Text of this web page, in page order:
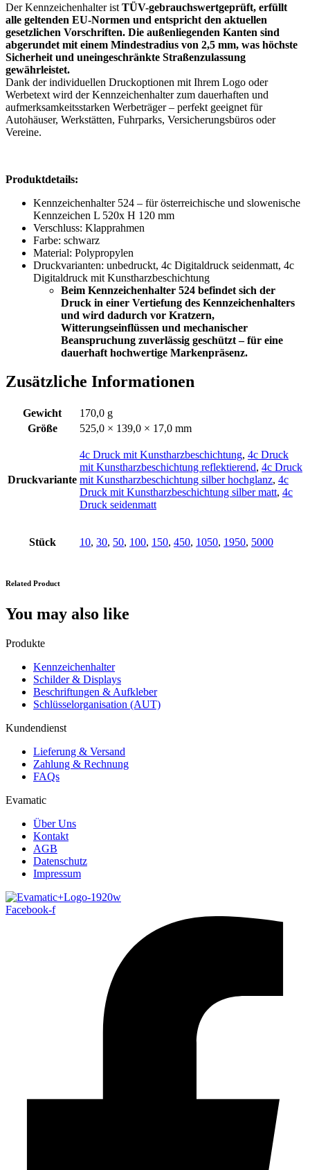
Der Kennzeichenhalter ist TÜV-gebrauchswertgeprüft, erfüllt
alle geltenden EU-Normen und entspricht den aktuellen
gesetzlichen Vorschriften. Die außenliegenden Kanten sind
abgerundet mit einem Mindestradius von 2,5 mm, was höchste
Sicherheit und uneingeschränkte Straßenzulassung
gewährleistet.
Dank der individuellen Druckoptionen mit Ihrem Logo oder
Werbetext wird der Kennzeichenhalter zum dauerhaften und
aufmerksamkeitsstarken Werbeträger – perfekt geeignet für
Autohäuser, Werkstätten, Fuhrparks, Versicherungsbüros oder
Vereine.
Produktdetails:
Kennzeichenhalter 524 – für österreichische und slowenische
Kennzeichen L 520x H 120 mm
Verschluss: Klapprahmen
Farbe: schwarz
Material: Polypropylen
Druckvarianten: unbedruckt, 4c Digitaldruck seidenmatt, 4c
Digitaldruck mit Kunstharzbeschichtung
Beim Kennzeichenhalter 524 befindet sich der
Druck in einer Vertiefung des Kennzeichenhalters
und wird dadurch vor Kratzern,
Witterungseinflüssen und mechanischer
Beanspruchung zuverlässig geschützt – für eine
dauerhaft hochwertige Markenpräsenz.
Zusätzliche Informationen
Gewicht
170,0 g
Größe
525,0 × 139,0 × 17,0 mm
Druckvariante
4c Druck mit Kunstharzbeschichtung, 4c Druck
mit Kunstharzbeschichtung reflektierend, 4c Druck
mit Kunstharzbeschichtung silber hochglanz, 4c
Druck mit Kunstharzbeschichtung silber matt, 4c
Druck seidenmatt
Stück 10, 30, 50, 100, 150, 450, 1050, 1950, 5000
Related Product
You may also like
Produkte
Kennzeichenhalter
Schilder & Displays
Beschriftungen & Aufkleber
Schlüsselorganisation (AUT)
Kundendienst
Lieferung & Versand
Zahlung & Rechnung
FAQs
Evamatic
Über Uns
Kontakt
AGB
Datenschutz
Impressum
Facebook-f